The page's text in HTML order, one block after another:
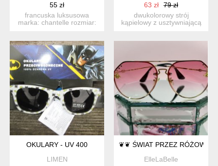
55 zł
francuska luksusowa
marka: chantelle rozmiar:
63 zł
79 zł
dwukolorowy strój
kąpielowy z usztywniającą
OKULARY - UV 400
LIMEN
❦❦ ŚWIAT PRZEZ RÓŻOWE
ElleLaBelle